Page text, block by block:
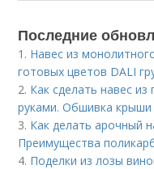
Последние
1. Навес из
готовых цветов DALI
2. Как сделать навес
руками. Обшивка крыши
3. Как делать арочный
Преимущества
4. Поделки из лозы